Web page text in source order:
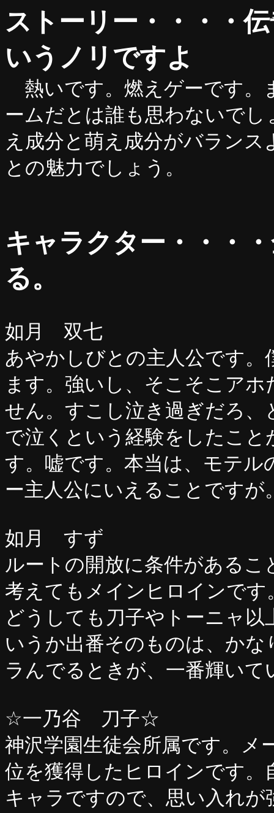
ストーリー・・・・
いうノリですよ
熱いです。燃えゲーです。
ームだとは誰も思わないで
え成分と萌え成分がバラン
との魅力でしょう。
キャラクター・・・
る。
如月 双七
あやかしびとの主人公です。
ます。強いし、そこそこア
せん。すこし泣き過ぎだろ
で泣くという経験をしたこ
す。嘘です。本当は、モテ
ー主人公にいえることですが
如月 すず
ルートの開放に条件がある
考えてもメインヒロインで
どうしても刀子やトーニャ
いうか出番そのものは、か
ラんでるときが、一番輝いて
☆一乃谷 刀子☆
神沢学園生徒会所属です。メ
位を獲得したヒロインです
キャラですので、思い入れ